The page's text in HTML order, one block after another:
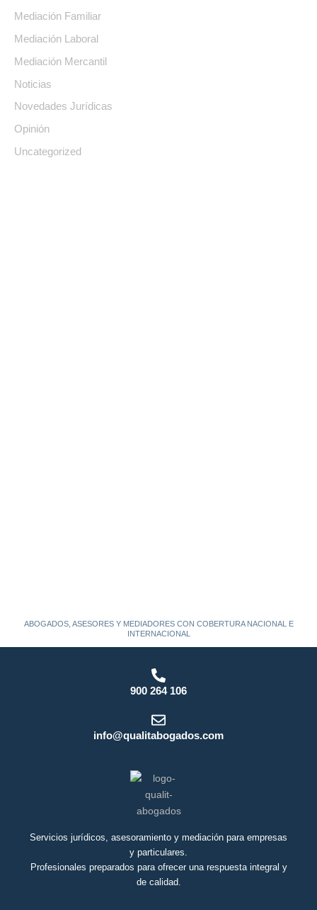
Mediación Familiar
Mediación Laboral
Mediación Mercantil
Noticias
Novedades Jurídicas
Opinión
Uncategorized
ABOGADOS, ASESORES Y MEDIADORES CON COBERTURA NACIONAL E
INTERNACIONAL
900 264 106
info@qualitabogados.com
Servicios jurídicos, asesoramiento y mediación para empresas
y particulares.
Profesionales preparados para ofrecer una respuesta integral y
de calidad.